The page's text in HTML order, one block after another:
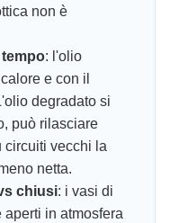
non è
: l'olio
e con il
degradato si
può rilasciare
circuiti vecchi la
netta.
chiusi: i vasi di
in atmosfera